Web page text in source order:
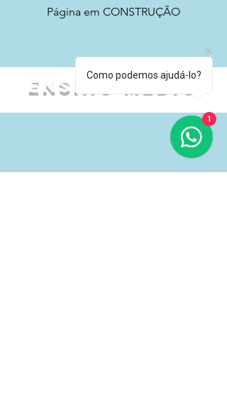
Página em CONSTRUÇÃO
Ensino Médio
Como podemos ajudá-lo?
1